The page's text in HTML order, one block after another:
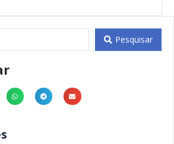
Pesquisar